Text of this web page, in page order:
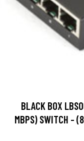
BLACK BOX
MBPS) SWITCH -